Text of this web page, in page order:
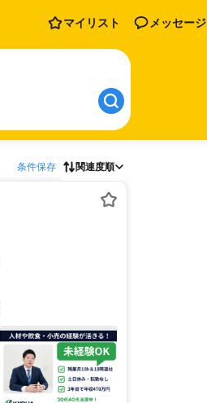
マイリスト メッセージ
条件保存 関連度順